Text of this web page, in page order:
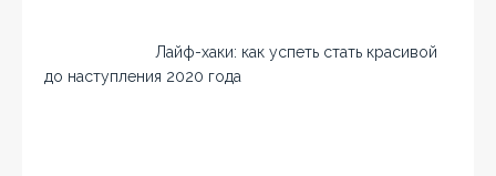
Лайф-хаки: как успеть стать красивой
до наступления 2020 года